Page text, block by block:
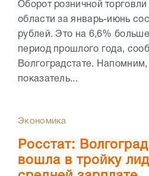
Оборот розничной
области за январь-июнь
рублей. Это на 6,6%
период прошлого года,
Волгоградстате.
показатель...
Экономика
Росстат:
вошла в тройку